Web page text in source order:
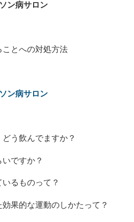
病サロン
ことへの対処方法
病サロン
どう飲んでますか？
いですか？
いるものって？
効果的な運動のしかたって？